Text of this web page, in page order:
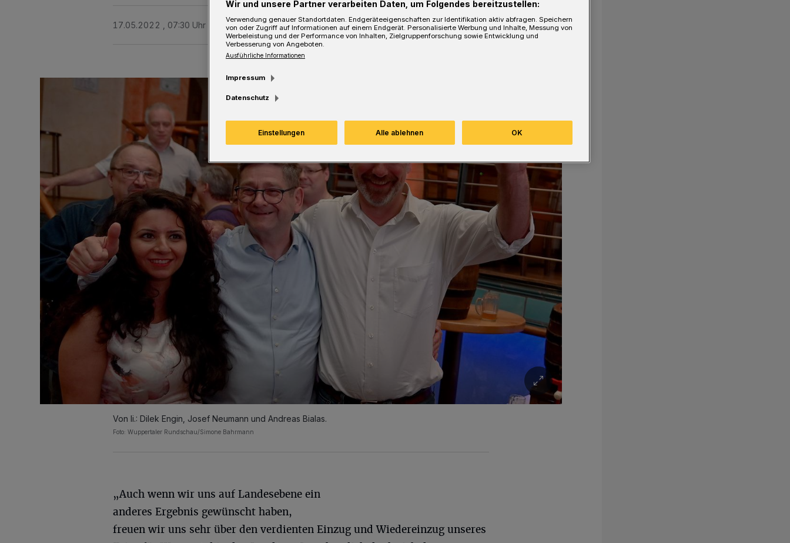
17.05.2022 , 07:30 Uhr Eine Minute Lesezeit
Von li.: Dilek Engin, Josef Neumann und Andreas Bialas.
Foto: Wuppertaler Rundschau/Simone Bahrmann
„Auch wenn wir uns auf Landesebene ein
anderes Ergebnis gewünscht haben,
freuen wir uns sehr über den verdienten Einzug und Wiedereinzug unseres
Wir und unsere Partner verarbeiten Daten, um Folgendes bereitzustellen:
Verwendung genauer Standortdaten. Endgeräteeigenschaften zur Identifikation aktiv abfragen. Speichern
von oder Zugriff auf Informationen auf einem Endgerät. Personalisierte Werbung und Inhalte, Messung von
Werbeleistung und der Performance von Inhalten, Zielgruppenforschung sowie Entwicklung und
Verbesserung von Angeboten.
Ausführliche Informationen
Impressum
Datenschutz
Einstellungen Alle ablehnen OK